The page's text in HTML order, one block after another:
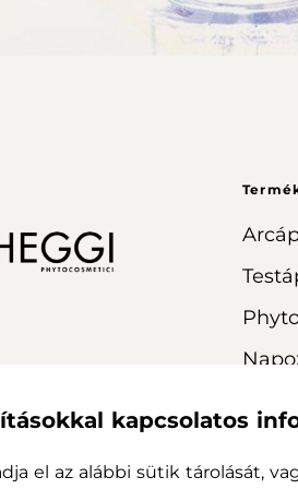
kapcsolatos
el az alábbi sütik tárolását,